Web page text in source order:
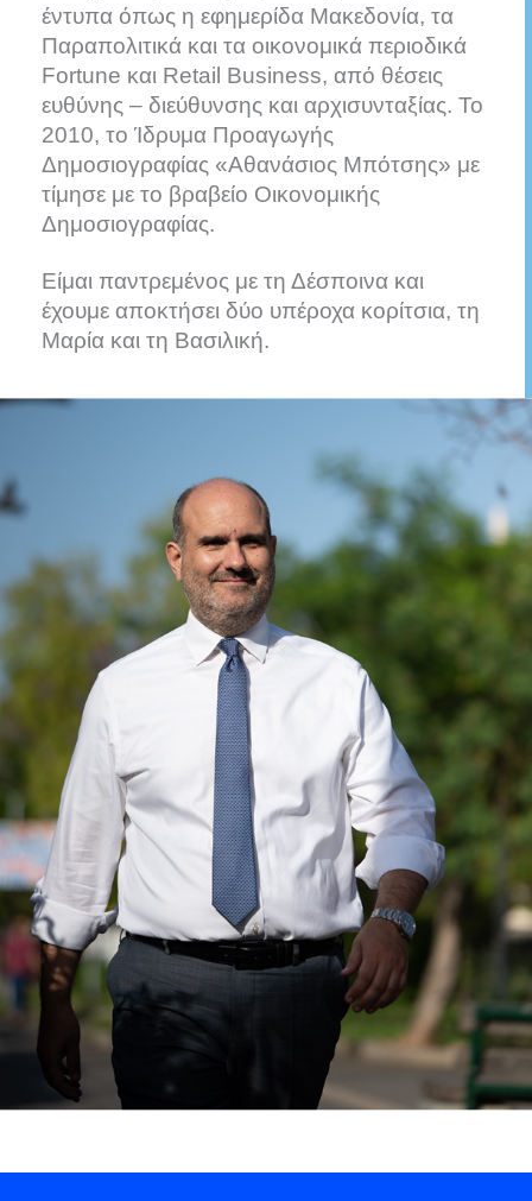
έντυπα όπως η εφημερίδα Μακεδονία, τα
Παραπολιτικά και τα οικονομικά περιοδικά
Fortune και Retail Business, από θέσεις
ευθύνης – διεύθυνσης και αρχισυνταξίας. Το
2010, το Ίδρυμα Προαγωγής
Δημοσιογραφίας «Αθανάσιος Μπότσης» με
τίμησε με το βραβείο Οικονομικής
Δημοσιογραφίας.
Είμαι παντρεμένος με τη Δέσποινα και
έχουμε αποκτήσει δύο υπέροχα κορίτσια, τη
Μαρία και τη Βασιλική.